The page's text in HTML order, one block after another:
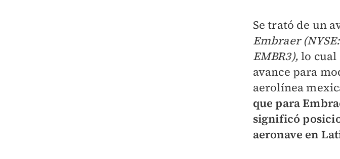
Se trató de un
Embraer
EMBR3), lo
avance para
aerolínea
que para
significó
aeronave en